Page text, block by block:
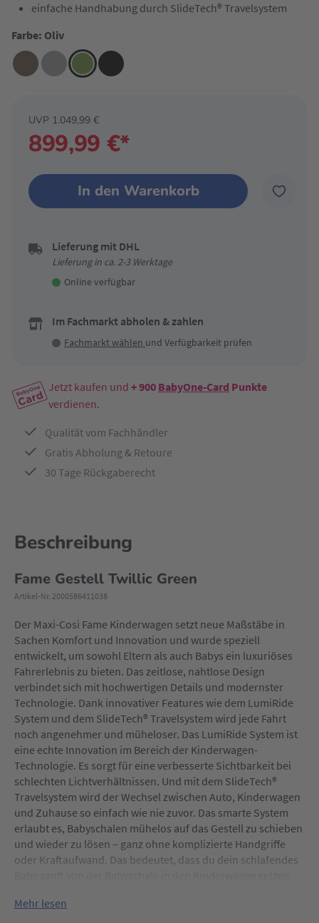
einfache Handhabung durch SlideTech® Travelsystem
Farbe: Oliv
899,99 €*
UVP 1.049,99 €
In den Warenkorb
Lieferung mit DHL
Lieferung in ca. 2-3 Werktage
Online verfügbar
Im Fachmarkt abholen & zahlen
Fachmarkt wählen und Verfügbarkeit prüfen
Jetzt kaufen und + 900 BabyOne-Card Punkte
verdienen.
Qualität vom Fachhändler
Gratis Abholung & Retoure
30 Tage Rückgaberecht
Beschreibung
Fame Gestell Twillic Green
Artikel-Nr. 2000586411038
Der Maxi-Cosi Fame Kinderwagen setzt neue Maßstäbe in
Sachen Komfort und Innovation und wurde speziell
entwickelt, um sowohl Eltern als auch Babys ein luxuriöses
Fahrerlebnis zu bieten. Das zeitlose, nahtlose Design
verbindet sich mit hochwertigen Details und modernster
Technologie. Dank innovativer Features wie dem LumiRide
System und dem SlideTech® Travelsystem wird jede Fahrt
noch angenehmer und müheloser. Das LumiRide System ist
eine echte Innovation im Bereich der Kinderwagen-
Technologie. Es sorgt für eine verbesserte Sichtbarkeit bei
schlechten Lichtverhältnissen. Und mit dem SlideTech®
Travelsystem wird der Wechsel zwischen Auto, Kinderwagen
und Zuhause so einfach wie nie zuvor. Das smarte System
erlaubt es, Babyschalen mühelos auf das Gestell zu schieben
und wieder zu lösen – ganz ohne komplizierte Handgriffe
oder Kraftaufwand. Das bedeutet, dass du dein schlafendes
der Fame Babywanne sowie mit den Maxi-Cosi Babyschalen
Mehr lesen